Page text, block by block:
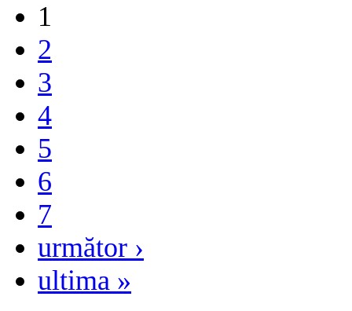
1
2
3
4
5
6
7
următor ›
ultima »